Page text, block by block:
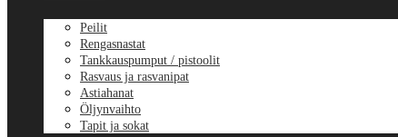
Peilit
Rengasnastat
Tankkauspumput / pistoolit
Rasvaus ja rasvanipat
Astiahanat
Öljynvaihto
Tapit ja sokat